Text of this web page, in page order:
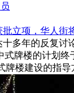
立项，华人街
多年的反复
式牌楼的计划
牌楼建设的指